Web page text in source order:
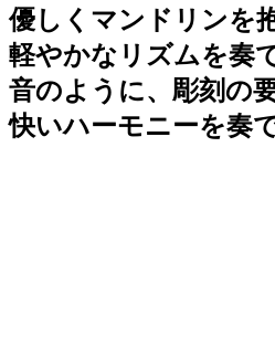
優しくマンドリンを
軽やかなリズムを奏
音のように、彫刻の
快いハーモニーを奏